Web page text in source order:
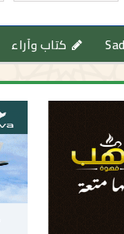
كتاب وآراء